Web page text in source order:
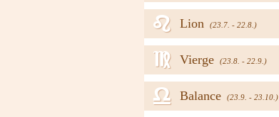
Lion (23.7. - 22.8.)
e
Vierge (23.8. - 22.9.)
f
Balance (23.9. - 23.10.)
g